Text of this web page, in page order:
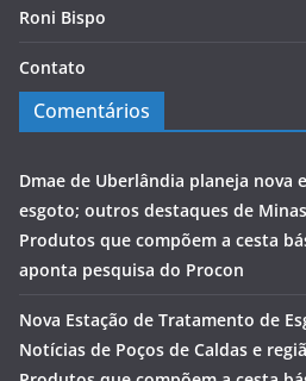
Roni Bispo
Contato
Comentários
Dmae de Uberlândia planeja nova
esgoto; outros destaques de
Produtos que compõem a cesta
aponta pesquisa do Procon
Nova Estação de Tratamento de
Notícias de Poços de Caldas e